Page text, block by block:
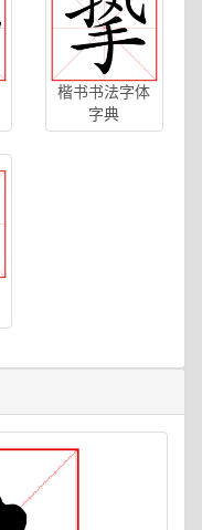
楷书书法字体
字典